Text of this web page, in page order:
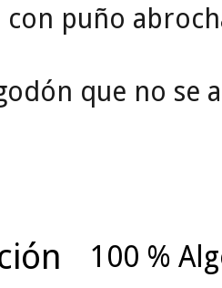
con puño
que no se
100 %